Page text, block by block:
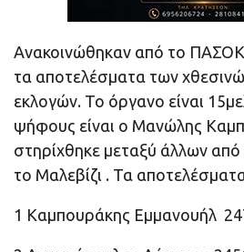
Ανακοινώθηκαν από το
τα αποτελέσματα των
εκλογών. Το όργανο είναι
ψήφους είναι ο Μανώλης
στηρίχθηκε μεταξύ άλλων
το Μαλεβίζι . Τα
1 Καμπουράκης Εμμανουήλ